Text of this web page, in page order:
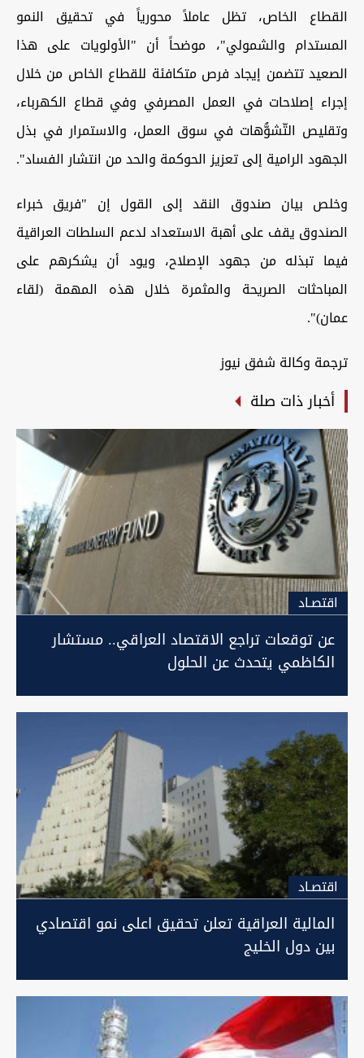
القطاع الخاص، تظل عاملاً محورياً في تحقيق النمو
المستدام والشمولي"، موضحاً أن "الأولويات على هذا
الصعيد تتضمن إيجاد فرص متكافئة للقطاع الخاص من خلال
إجراء إصلاحات في العمل المصرفي وفي قطاع الكهرباء،
وتقليص التّشوُّهات في سوق العمل، والاستمرار في بذل
الجهود الرامية إلى تعزيز الحوكمة والحد من انتشار الفساد".
وخلص بيان صندوق النقد إلى القول إن "فريق خبراء
الصندوق يقف على أهبة الاستعداد لدعم السلطات العراقية
فيما تبذله من جهود الإصلاح، ويود أن يشكرهم على
المباحثات الصريحة والمثمرة خلال هذه المهمة (لقاء
عمان)".
ترجمة وكالة شفق نيوز
أخبار ذات صلة
اقتصـاد
عن توقعات تراجع الاقتصاد العراقي.. مستشار
الكاظمي يتحدث عن الحلول
اقتصـاد
المالية العراقية تعلن تحقيق اعلى نمو اقتصادي
بين دول الخليج